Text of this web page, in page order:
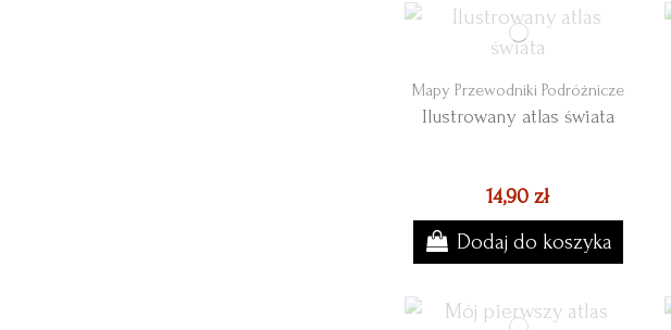
Mapy Przewodniki Podróżnicze
Ilustrowany atlas świata
14,90 zł
Dodaj do koszyka